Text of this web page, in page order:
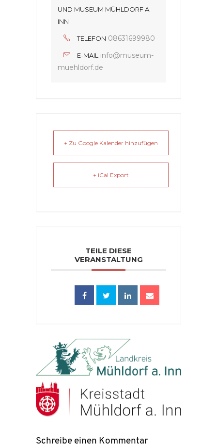
UND MUSEUM MÜHLDORF A.
INN
TELEFON 08631699980
E-MAIL
info@museum-
muehldorf.de
+ Zu Google Kalender hinzufügen
+ iCal Export
TEILE DIESE
VERANSTALTUNG
Schreibe einen Kommentar